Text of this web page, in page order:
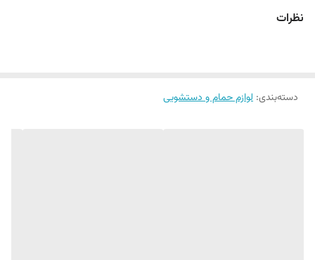
نظرات
دسته‌بندی: لوازم حمام و دستشویی